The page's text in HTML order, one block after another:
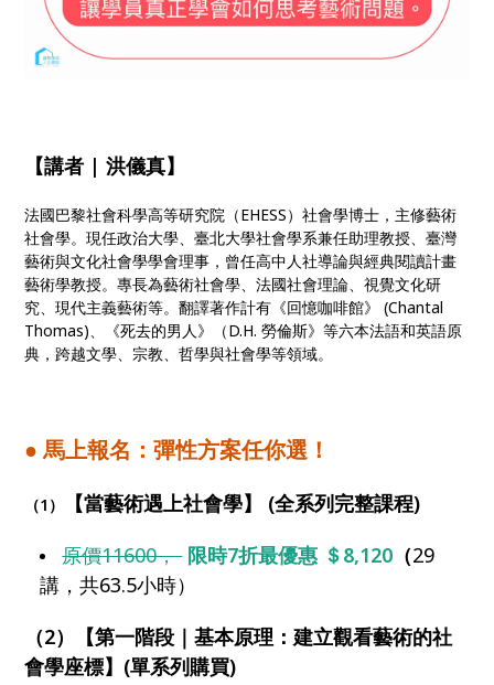
【講者 | 洪儀真】
法國巴黎社會科學高等研究院（EHESS）社會學博士，主修藝術
社會學。現任政治大學、臺北大學社會學系兼任助理教授、臺灣
藝術與文化社會學學會理事，曾任高中人社導論與經典閱讀計畫
藝術學教授。專長為藝術社會學、法國社會理論、視覺文化研
究、現代主義藝術等。翻譯著作計有《回憶咖啡館》 (Chantal
Thomas)、《死去的男人》（D.H. 勞倫斯》等六本法語和英語原
典，跨越文學、宗教、哲學與社會學等領域。
● 馬上報名：彈性方案任你選！
（1）
【當藝術遇上社會學】 (全系列完整課程)
原價11600，限時7折最優惠 ＄8,120 （29
講，共63.5小時）
（2）【第一階段｜基本原理：建立觀看藝術的社
會學座標】(單系列購買)